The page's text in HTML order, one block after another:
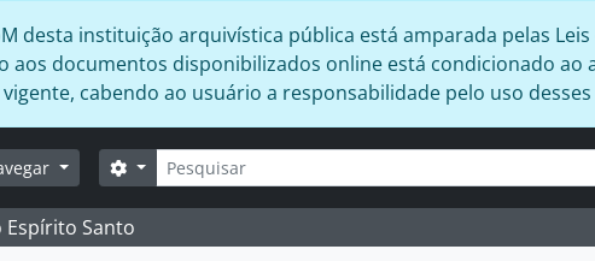
desta instituição arquivística pública está amparada pelas Leis
aos documentos disponibilizados online está condicionado
cabendo ao usuário a responsabilidade pelo uso
Buscar
Opções de busca
Santo